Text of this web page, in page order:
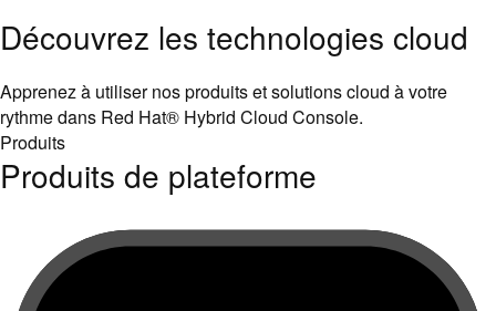
Découvrez les technologies cloud
Apprenez à utiliser nos produits et solutions cloud à votre
rythme dans Red Hat® Hybrid Cloud Console.
Produits
Produits de plateforme